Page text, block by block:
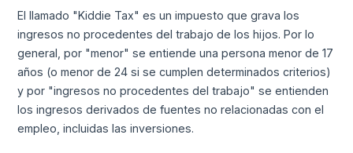
El llamado "Kiddie Tax" es un impuesto que grava los
ingresos no procedentes del trabajo de los hijos. Por lo
general, por "menor" se entiende una persona menor de 17
años (o menor de 24 si se cumplen determinados criterios)
y por "ingresos no procedentes del trabajo" se entienden
los ingresos derivados de fuentes no relacionadas con el
empleo, incluidas las inversiones.